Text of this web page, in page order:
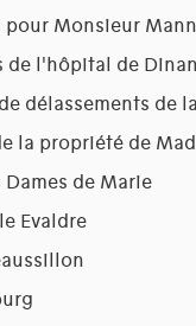
Monsieur
de l'hôpital de
délassements de
la propriété de
de Marie
Evaldre